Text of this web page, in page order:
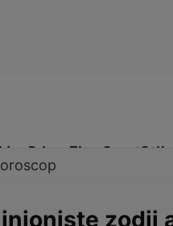
Prime Time SportStil
zodii